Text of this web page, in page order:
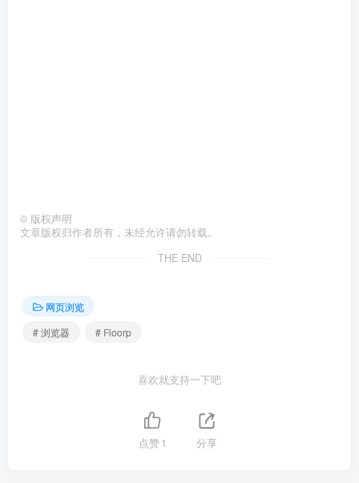
© 版权声明
文章版权归作者所有，未经允许请勿转载。
THE END
网页浏览
# 浏览器
# Floorp
喜欢就支持一下吧
点赞1 分享